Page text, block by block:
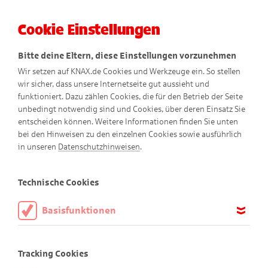
Dodos Lesezeichen
Cookie Einstellungen
Bitte deine Eltern, diese Einstellungen vorzunehmen
Wir setzen auf KNAX.de Cookies und Werkzeuge ein. So stellen
wir sicher, dass unsere Internetseite gut aussieht und
funktioniert. Dazu zählen Cookies, die für den Betrieb der Seite
unbedingt notwendig sind und Cookies, über deren Einsatz Sie
entscheiden können. Weitere Informationen finden Sie unten
bei den Hinweisen zu den einzelnen Cookies sowie ausführlich
in unseren Datenschutzhinweisen.
Technische Cookies
Basisfunktionen
aktiviert sein.
Tracking Cookies